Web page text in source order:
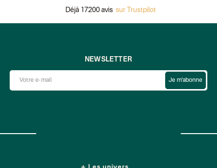
Déjà 17200 avis sur Trustpilot
NEWSLETTER
Je m'abonne